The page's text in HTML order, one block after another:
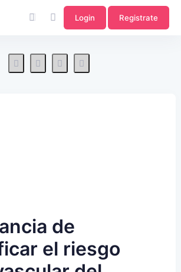
Login Registrate
de
el riesgo